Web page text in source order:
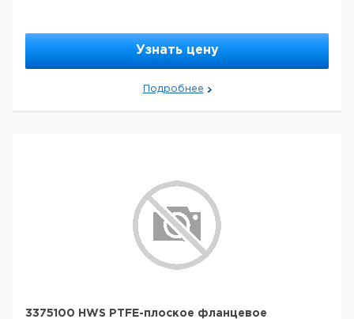
Узнать цену
Подробнее
3375100 HWS PTFE-плоское фланцевое